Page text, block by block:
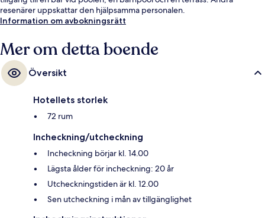
resenärer uppskattar den hjälpsamma personalen.
Information om avbokningsrätt
Mer om detta boende
Översikt
Hotellets storlek
72 rum
Incheckning/utcheckning
Incheckning börjar kl. 14.00
Lägsta ålder för incheckning: 20 år
Utcheckningstiden är kl. 12.00
Sen utcheckning i mån av tillgänglighet